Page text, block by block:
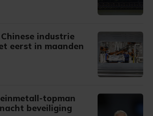
industrie
eerst in maanden
topman
beveiliging